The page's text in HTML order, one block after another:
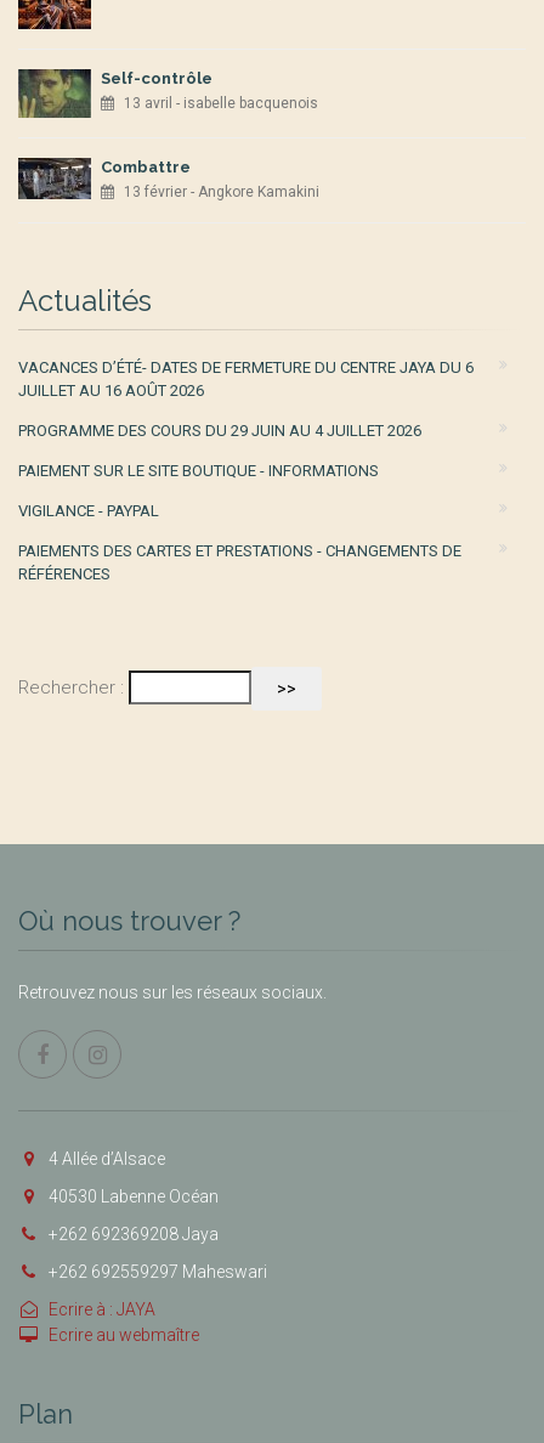
Self-contrôle
13 avril - isabelle bacquenois
Combattre
13 février - Angkore Kamakini
Actualités
VACANCES D’ÉTÉ- DATES DE FERMETURE DU CENTRE JAYA DU 6
JUILLET AU 16 AOÛT 2026
PROGRAMME DES COURS DU 29 JUIN AU 4 JUILLET 2026
PAIEMENT SUR LE SITE BOUTIQUE - INFORMATIONS
VIGILANCE - PAYPAL
PAIEMENTS DES CARTES ET PRESTATIONS - CHANGEMENTS DE
RÉFÉRENCES
Rechercher :
Où nous trouver ?
Retrouvez nous sur les réseaux sociaux.
4 Allée d’Alsace
40530 Labenne Océan
+262 692369208 Jaya
+262 692559297 Maheswari
Ecrire à : JAYA
Ecrire au webmaître
Plan